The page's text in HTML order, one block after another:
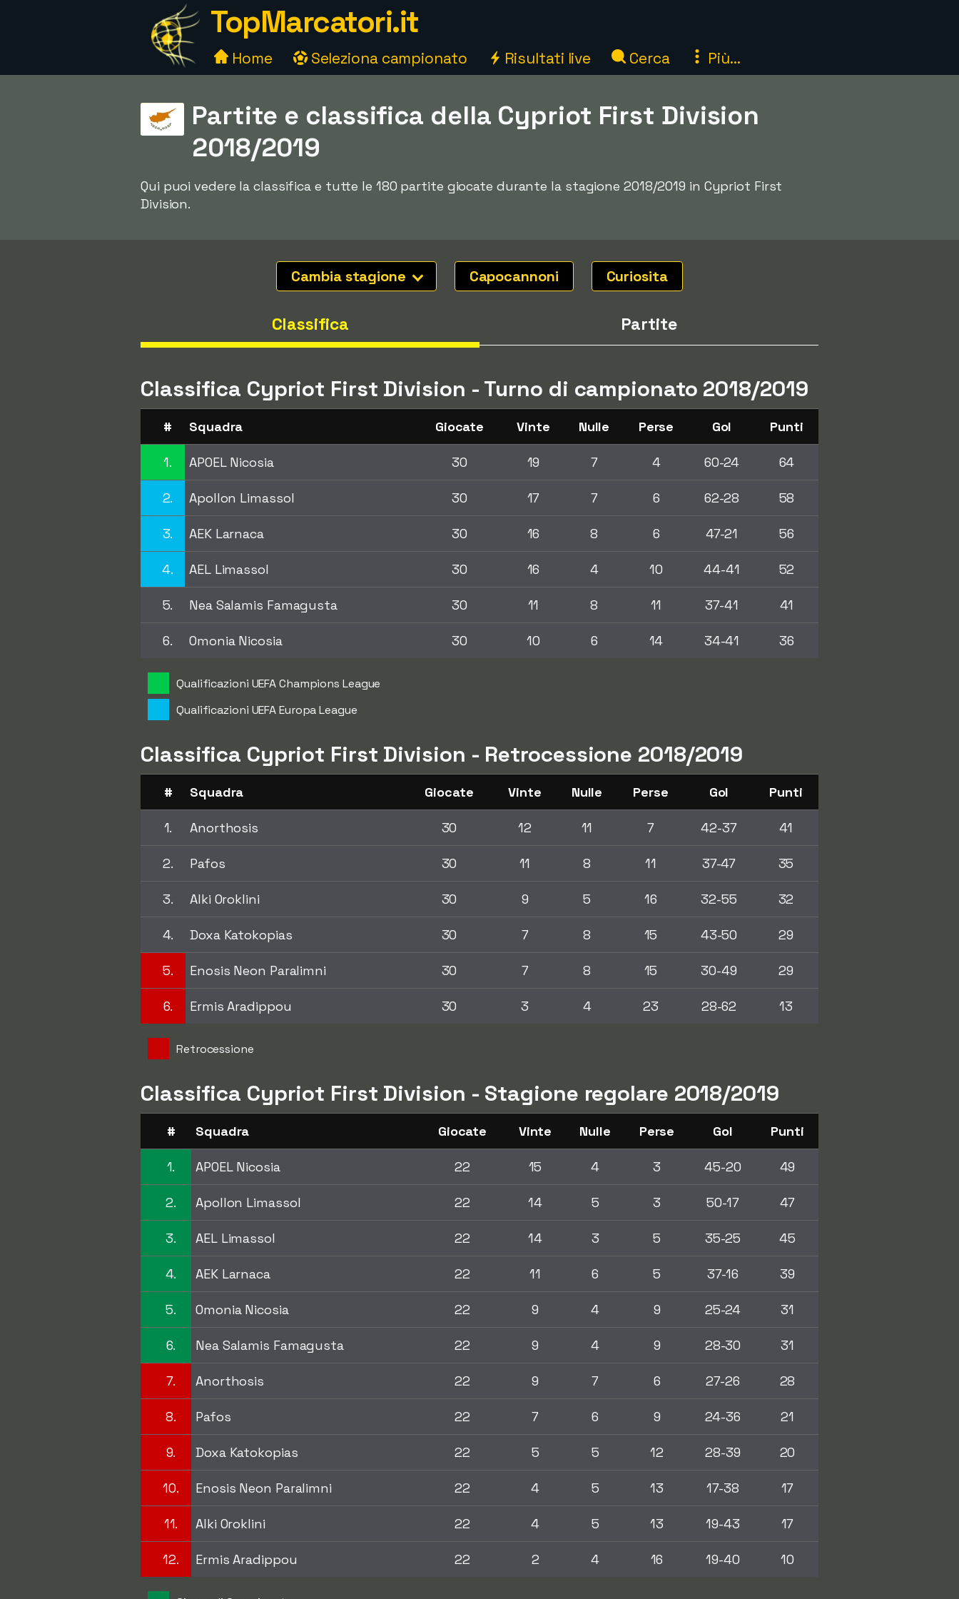
TopMarcatori.it
Home Seleziona campionato Risultati live Cerca Più...
Partite e classifica della Cypriot First Division
2018/2019
Qui puoi vedere la classifica e tutte le 180 partite giocate durante la stagione 2018/2019 in Cypriot First
Division.
Cambia stagione Capocannoni Curiosita
Classifica Partite
Classifica Cypriot First Division - Turno di campionato 2018/2019
# Squadra Giocate Vinte Nulle Perse Gol Punti
1. APOEL Nicosia 30 19 7 4 60-24 64
2. Apollon Limassol 30 17 7 6 62-28 58
3. AEK Larnaca 30 16 8 6 47-21 56
4. AEL Limassol 30 16 4 10 44-41 52
5. Nea Salamis Famagusta 30 11 8 11 37-41 41
6. Omonia Nicosia 30 10 6 14 34-41 36
Qualificazioni UEFA Champions League
Qualificazioni UEFA Europa League
Classifica Cypriot First Division - Retrocessione 2018/2019
# Squadra Giocate Vinte Nulle Perse Gol Punti
1. Anorthosis 30 12 11 7 42-37 41
2. Pafos 30 11 8 11 37-47 35
3. Alki Oroklini 30 9 5 16 32-55 32
4. Doxa Katokopias 30 7 8 15 43-50 29
5. Enosis Neon Paralimni 30 7 8 15 30-49 29
6. Ermis Aradippou 30 3 4 23 28-62 13
Retrocessione
Classifica Cypriot First Division - Stagione regolare 2018/2019
# Squadra Giocate Vinte Nulle Perse Gol Punti
1. APOEL Nicosia 22 15 4 3 45-20 49
2. Apollon Limassol 22 14 5 3 50-17 47
3. AEL Limassol 22 14 3 5 35-25 45
4. AEK Larnaca 22 11 6 5 37-16 39
5. Omonia Nicosia 22 9 4 9 25-24 31
6. Nea Salamis Famagusta 22 9 4 9 28-30 31
7. Anorthosis 22 9 7 6 27-26 28
8. Pafos 22 7 6 9 24-36 21
9. Doxa Katokopias 22 5 5 12 28-39 20
10. Enosis Neon Paralimni 22 4 5 13 17-38 17
11. Alki Oroklini 22 4 5 13 19-43 17
12. Ermis Aradippou 22 2 4 16 19-40 10